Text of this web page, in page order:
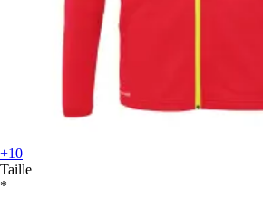
+10
Taille
*